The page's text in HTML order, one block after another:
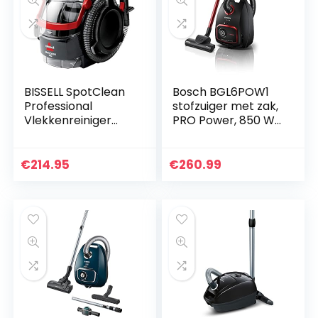
BISSELL SpotClean
Professional
Vlekkenreiniger
bekleding,
€214.95
Bosch BGL6POW1
stofzuiger met zak,
PRO Power, 850 W,
€260.99